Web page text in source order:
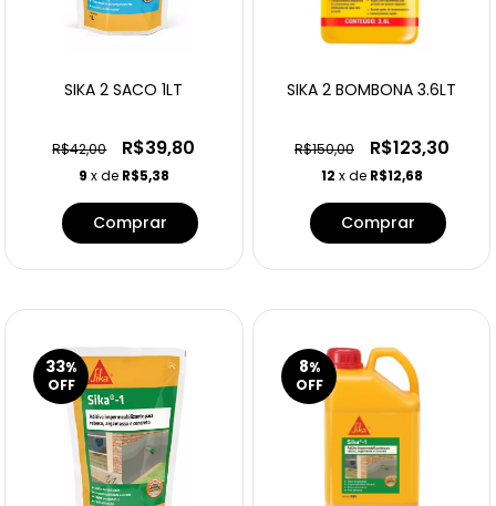
SIKA 2 SACO 1LT
R$42,00 R$39,80
9 x de R$5,38
SIKA 2 BOMBONA 3.6LT
R$150,00 R$123,30
12 x de R$12,68
33%
OFF
8%
OFF